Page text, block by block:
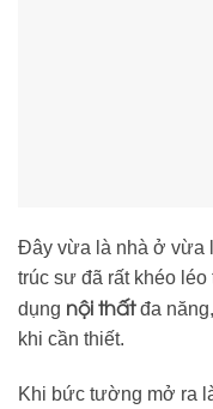
Đây vừa là nhà ở vừa
trúc sư đã rất khéo
dụng nội thấtđa
khi cần thiết.
Khi bức tường mở ra